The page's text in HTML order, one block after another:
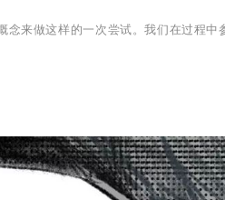
来做这样的一次尝试。我们在过程中